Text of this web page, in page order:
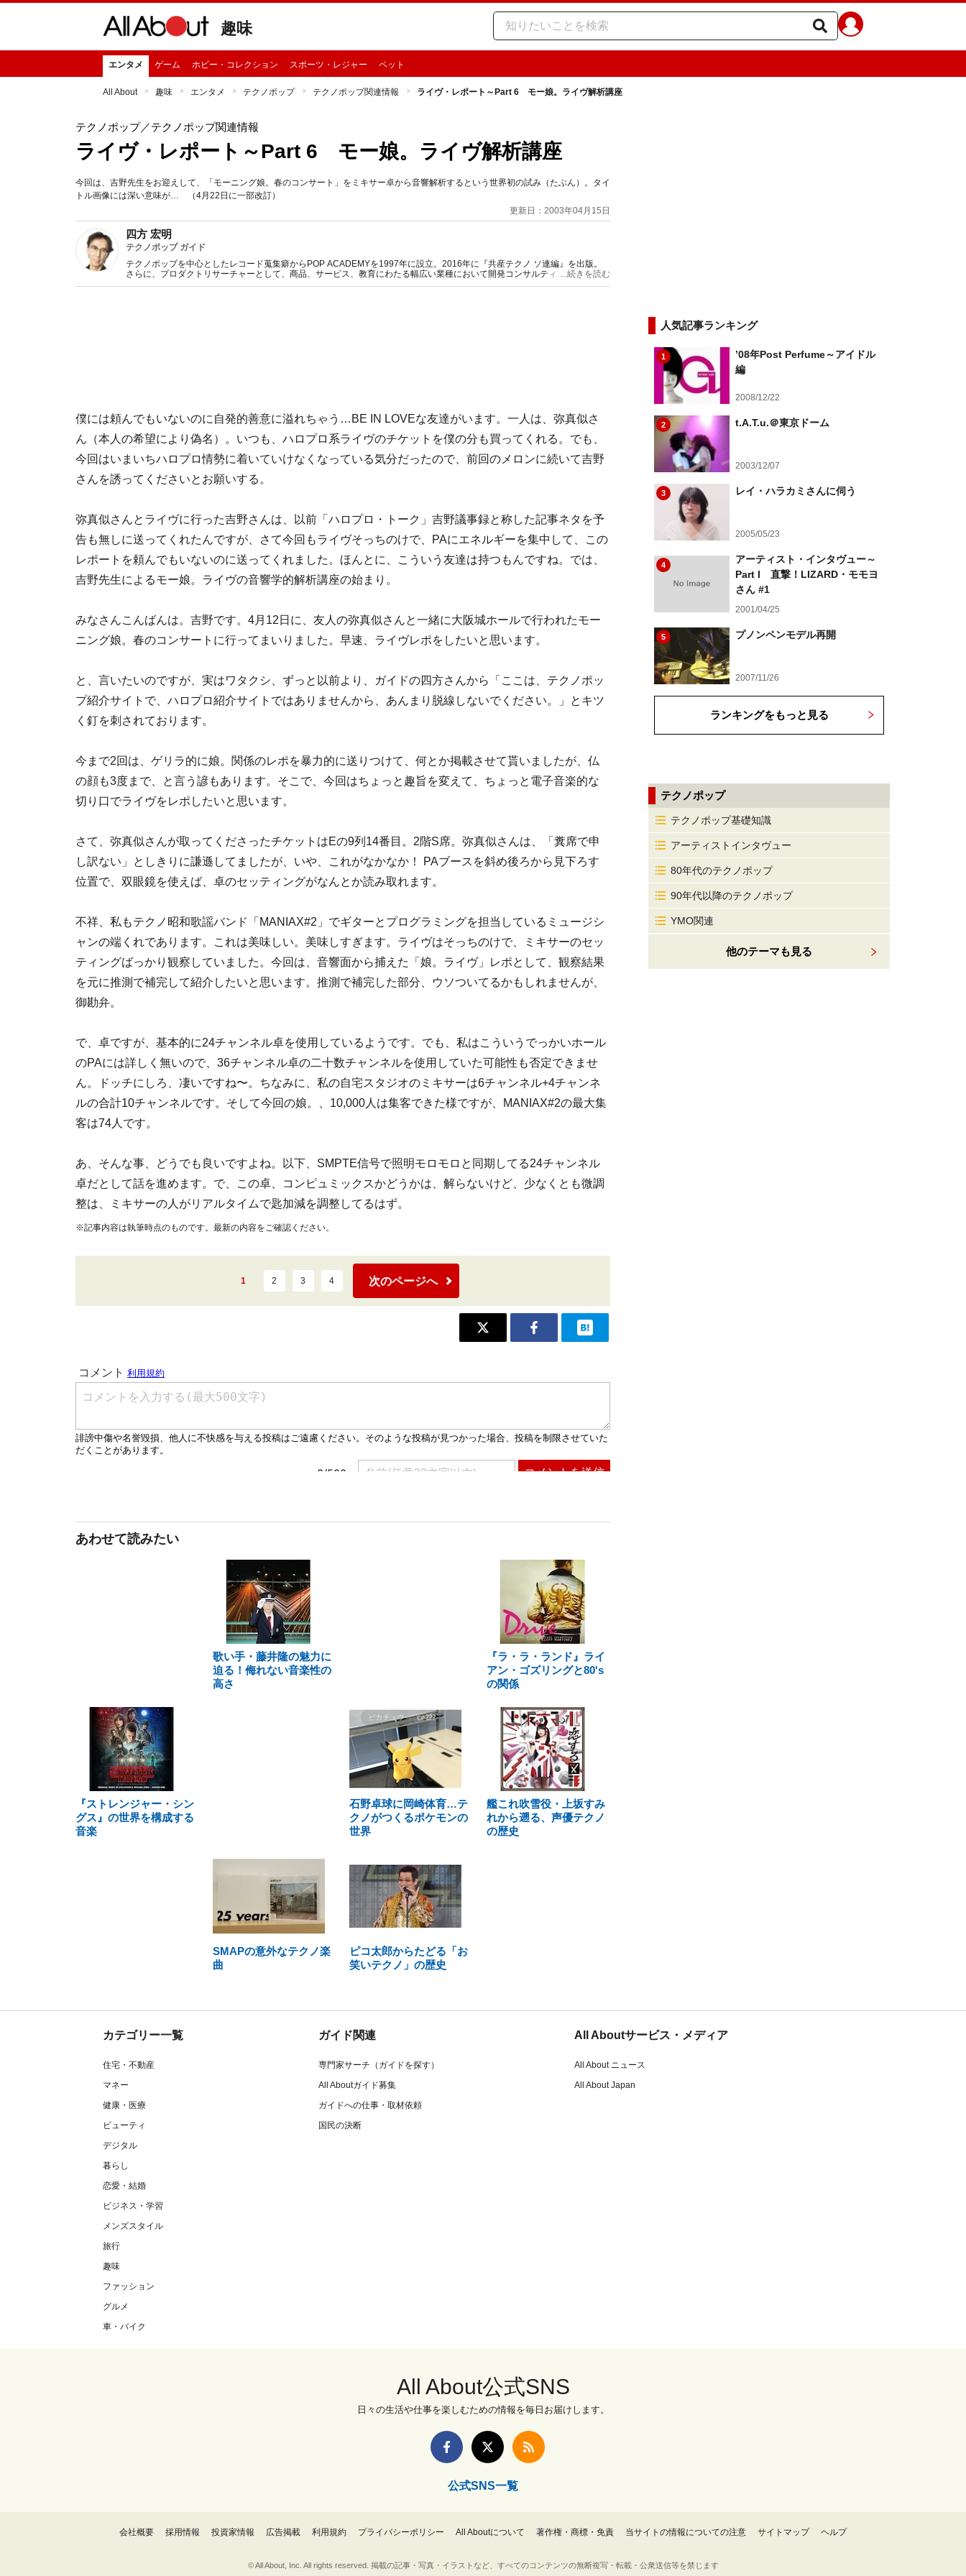
趣味
エンタメ ゲーム ホビー・コレクション スポーツ・レジャー ペット
All About 趣味 エンタメ テクノポップ テクノポップ関連情報 ライヴ・レポート～Part 6 モー娘。ライヴ解析講座
テクノポップ／テクノポップ関連情報
ライヴ・レポート～Part 6 モー娘。ライヴ解析講座
今回は、吉野先生をお迎えして、「モーニング娘。春のコンサート」をミキサー卓から音響解析するという世界初の試み（たぶん）。タイ
トル画像には深い意味が… （4月22日に一部改訂）
更新日：2003年04月15日
四方 宏明
テクノポップ ガイド
テクノポップを中心としたレコード蒐集癖からPOP ACADEMYを1997年に設立。2016年に『共産テクノ ソ連編』を出版。
さらに、プロダクトリサーチャーとして、商品、サービス、教育にわたる幅広い業種において開発コンサルティングに従事。
Twitter（hiroaki4kata）も随時更新。
...続きを読む
僕には頼んでもいないのに自発的善意に溢れちゃう…BE IN LOVEな友達がいます。一人は、弥真似さ
ん（本人の希望により偽名）。いつも、ハロプロ系ライヴのチケットを僕の分も買ってくれる。でも、
今回はいまいちハロプロ情勢に着いていけなくなっている気分だったので、前回のメロンに続いて吉野
さんを誘ってくださいとお願いする。
弥真似さんとライヴに行った吉野さんは、以前「ハロプロ・トーク」吉野議事録と称した記事ネタを予
告も無しに送ってくれたんですが、さて今回もライヴそっちのけで、PAにエネルギーを集中して、この
レポートを頼んでもいないのに送ってくれました。ほんとに、こういう友達は持つもんですね。では、
吉野先生によるモー娘。ライヴの音響学的解析講座の始まり。
みなさんこんばんは。吉野です。4月12日に、友人の弥真似さんと一緒に大阪城ホールで行われたモー
ニング娘。春のコンサートに行ってまいりました。早速、ライヴレポをしたいと思います。
と、言いたいのですが、実はワタクシ、ずっと以前より、ガイドの四方さんから「ここは、テクノポッ
プ紹介サイトで、ハロプロ紹介サイトではありませんから、あんまり脱線しないでください。」とキツ
く釘を刺されております。
今まで2回は、ゲリラ的に娘。関係のレポを暴力的に送りつけて、何とか掲載させて貰いましたが、仏
の顔も3度まで、と言う諺もあります。そこで、今回はちょっと趣旨を変えて、ちょっと電子音楽的な
切り口でライヴをレポしたいと思います。
さて、弥真似さんが取ってくださったチケットはEの9列14番目。2階S席。弥真似さんは、「糞席で申
し訳ない」としきりに謙遜してましたが、いや、これがなかなか！ PAブースを斜め後ろから見下ろす
位置で、双眼鏡を使えば、卓のセッティングがなんとか読み取れます。
不祥、私もテクノ昭和歌謡バンド「MANIAX#2」でギターとプログラミングを担当しているミュージシ
ャンの端くれであります。これは美味しい。美味しすぎます。ライヴはそっちのけで、ミキサーのセッ
ティングばっかり観察していました。今回は、音響面から捕えた「娘。ライヴ」レポとして、観察結果
を元に推測で補完して紹介したいと思います。推測で補完した部分、ウソついてるかもしれませんが、
御勘弁。
で、卓ですが、基本的に24チャンネル卓を使用しているようです。でも、私はこういうでっかいホール
のPAには詳しく無いので、36チャンネル卓の二十数チャンネルを使用していた可能性も否定できませ
ん。ドッチにしろ、凄いですね〜。ちなみに、私の自宅スタジオのミキサーは6チャンネル+4チャンネ
ルの合計10チャンネルです。そして今回の娘。、10,000人は集客できた様ですが、MANIAX#2の最大集
客は74人です。
あ、そんな事、どうでも良いですよね。以下、SMPTE信号で照明モロモロと同期してる24チャンネル
卓だとして話を進めます。で、この卓、コンピュミックスかどうかは、解らないけど、少なくとも微調
整は、ミキサーの人がリアルタイムで匙加減を調整してるはず。
※記事内容は執筆時点のものです。最新の内容をご確認ください。
1 2 3 4 次のページへ
あわせて読みたい
歌い手・藤井隆の魅力に
迫る！侮れない音楽性の
高さ
『ラ・ラ・ランド』ライ
アン・ゴズリングと80's
の関係
『ストレンジャー・シン
グス』の世界を構成する
音楽
石野卓球に岡崎体育…テ
クノがつくるポケモンの
世界
艦これ吹雪役・上坂すみ
れから遡る、声優テクノ
の歴史
SMAPの意外なテクノ楽
曲
ピコ太郎からたどる「お
笑いテクノ」の歴史
人気記事ランキング
1
’08年Post Perfume～アイドル
編
2008/12/22
2 t.A.T.u.＠東京ドーム
2003/12/07
3 レイ・ハラカミさんに伺う
2005/05/23
4
アーティスト・インタヴュー～
Part I 直撃！LIZARD・モモヨ
さん #1
2001/04/25
5 プノンペンモデル再開
2007/11/26
ランキングをもっと見る
テクノポップ
テクノポップ基礎知識
アーティストインタヴュー
80年代のテクノポップ
90年代以降のテクノポップ
YMO関連
他のテーマも見る
カテゴリー一覧
住宅・不動産
マネー
健康・医療
ビューティ
デジタル
暮らし
恋愛・結婚
ビジネス・学習
メンズスタイル
旅行
趣味
ファッション
グルメ
車・バイク
ガイド関連
専門家サーチ（ガイドを探す）
All Aboutガイド募集
ガイドへの仕事・取材依頼
国民の決断
All Aboutサービス・メディア
All About ニュース
All About Japan
All About公式SNS
日々の生活や仕事を楽しむための情報を毎日お届けします。
公式SNS一覧
会社概要 採用情報 投資家情報 広告掲載 利用規約 プライバシーポリシー All Aboutについて 著作権・商標・免責 当サイトの情報についての注意 サイトマップ ヘルプ
© All About, Inc. All rights reserved. 掲載の記事・写真・イラストなど、すべてのコンテンツの無断複写・転載・公衆送信等を禁じます